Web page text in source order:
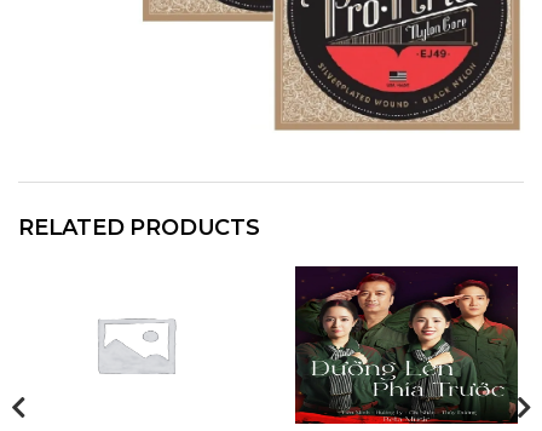
RELATED PRODUCTS